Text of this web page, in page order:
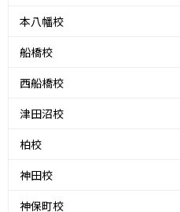
本八幡校
船橋校
西船橋校
津田沼校
柏校
神田校
神保町校